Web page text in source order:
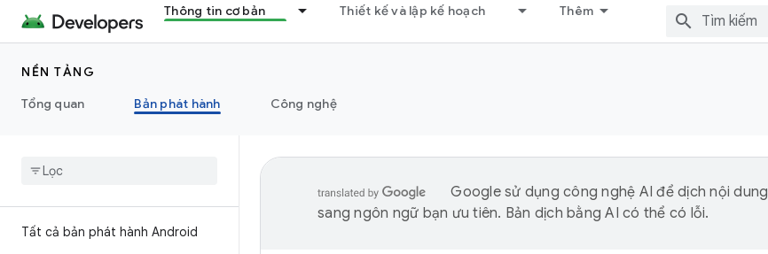
Thông tin cơ bản Thiết kế và lập kế hoạch Thêm
NỀN TẢNG
Tổng quan
Bản phát hành Công nghệ
Tất cả bản phát hành Android
Google sử dụng công nghệ AI để dịch nội dung
sang ngôn ngữ bạn ưu tiên. Bản dịch bằng AI có thể có lỗi.